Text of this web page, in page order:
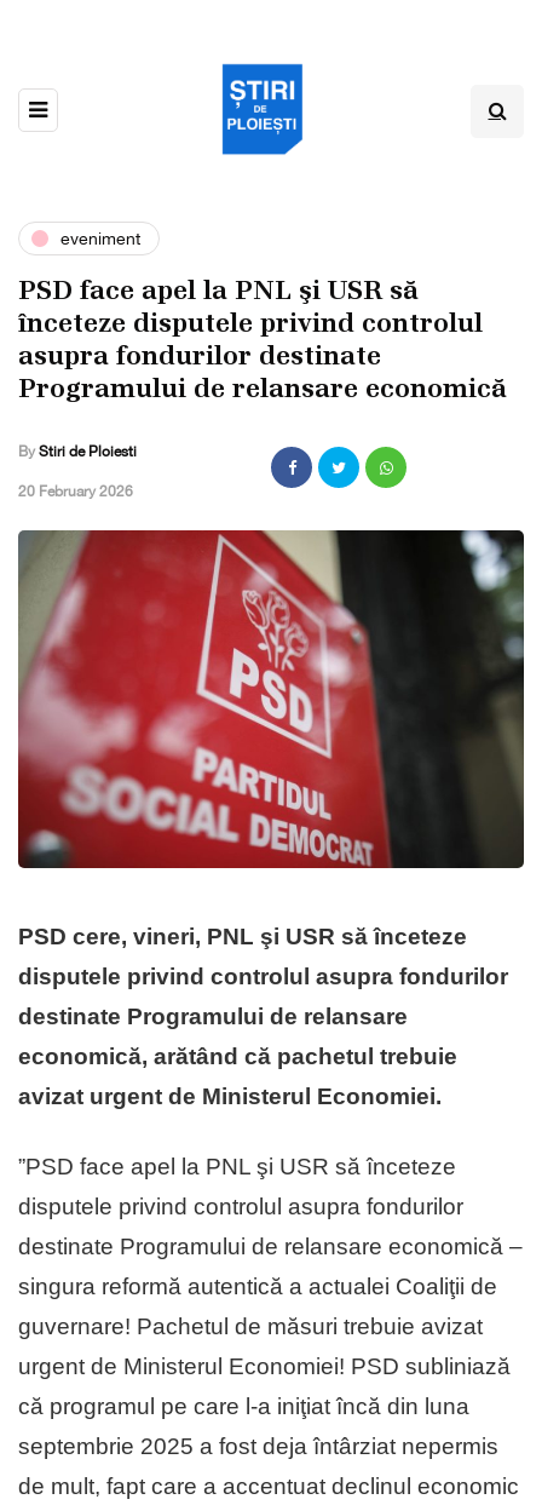
eveniment
PSD face apel la PNL şi USR să
înceteze disputele privind controlul
asupra fondurilor destinate
Programului de relansare economică
By Stiri de Ploiesti
,20 February 2026
PSD cere, vineri, PNL şi USR să înceteze
disputele privind controlul asupra fondurilor
destinate Programului de relansare
economică, arătând că pachetul trebuie
avizat urgent de Ministerul Economiei.
”PSD face apel la PNL şi USR să înceteze
disputele privind controlul asupra fondurilor
destinate Programului de relansare economică –
singura reformă autentică a actualei Coaliţii de
guvernare! Pachetul de măsuri trebuie avizat
urgent de Ministerul Economiei! PSD subliniază
că programul pe care l-a iniţiat încă din luna
septembrie 2025 a fost deja întârziat nepermis
de mult, fapt care a accentuat declinul economic